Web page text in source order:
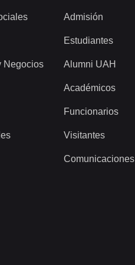
Negocios
Admisión
Estudiantes
Alumni UAH
Académicos
Funcionarios
Visitantes
Comunicaciones